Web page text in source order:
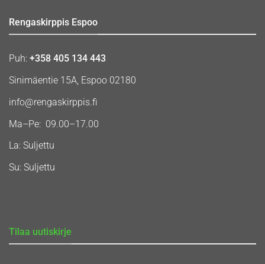
Rengaskirppis Espoo
Puh: +358 405 134 443
Sinimäentie 15A, Espoo 02180
info@rengaskirppis.fi
Ma–Pe: 09.00–17.00
La: Suljettu
Su: Suljettu
Tilaa uutiskirje